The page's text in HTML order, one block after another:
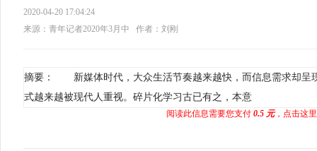
2020-04-20 17:04:24
来源：青年记者2020年3月中
作者：刘刚
摘要： 新媒体时代，大众生活节奏越来越快，而信息需求却呈
式越来越被现代人重视。碎片化学习古已有之，本意
阅读此信息需要您支付 0.5 元，点击这